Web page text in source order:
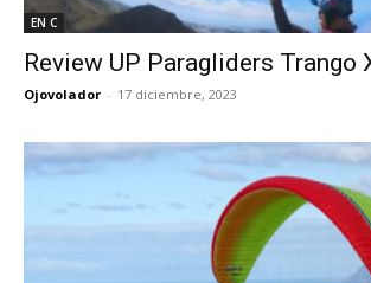
EN C
Review UP Paragliders Trango
Ojovolador - 17 diciembre, 2023